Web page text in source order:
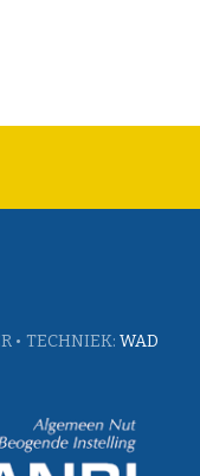
• TECHNIEK: WAD